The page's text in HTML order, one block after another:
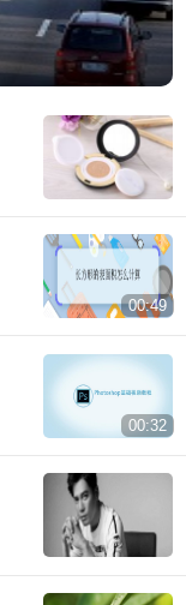
00:49
00:32